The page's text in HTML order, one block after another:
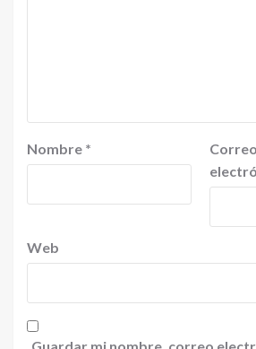
Nombre *
Correo
Web